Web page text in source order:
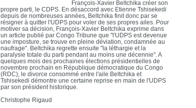
François-Xavier Beltchika créer son
propre parti, le CDPS. En désaccord avec Etienne Tshisekedi
depuis de nombreuses années, Beltchika finit donc par se
résigner à quitter l'UDPS pour voler de ses propres ailes. Pour
motiver sa décision, François-Xavier Beltchika exprime dans
un article publié par Congo Tribune que "l'UDPS est devenue
une imposture, se trouve en pleine déviation, condamnée au
naufrage". Beltchika regrette ensuite "la léthargie et la
paralysie totale du parti pendant au moins une décennie". A
quelques mois des prochaines élections présidentielles de
novembre prochain en République démocratique du Congo
(RDC), le divorce consommé entre l'aile Beltchika et
Tshisekedi démontre une certaine reprise en main de l'UDPS
par son président historique.
Christophe Rigaud